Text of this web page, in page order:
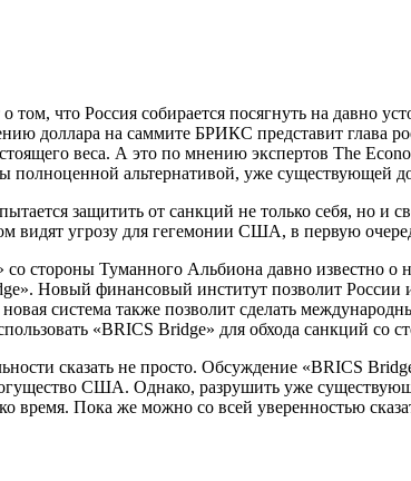
что Россия собирается посягнуть на давно
доллара на саммите БРИКС представит глава
веса. А это по мнению экспертов The
полноценной альтернативой, уже существующей
защитить от санкций не только себя, но и
видят угрозу для гегемонии США, в первую
со стороны Туманного Альбиона давно
Новый финансовый институт позволит
система также позволит сделать
«BRICS Bridge» для обхода санкций
сказать не просто. Обсуждение «BRICS
США. Однако, разрушить уже
время. Пока же можно со всей уверенностью